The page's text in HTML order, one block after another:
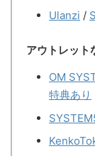
Ulanzi /
アウトレット
OM
特典あり